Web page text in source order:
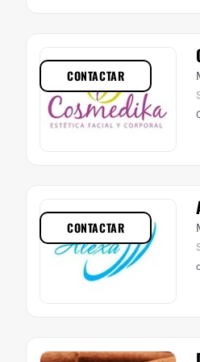
CONTACTAR
CONTACTAR